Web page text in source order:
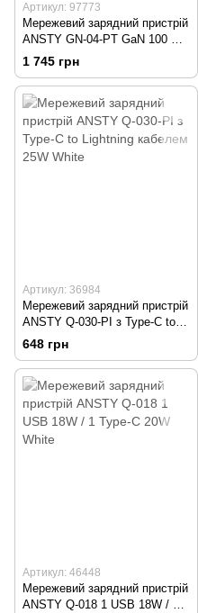
Артикул: 97773
Мережевий зарядний пристрій
ANSTY GN-04-PT GaN 100 W
(2 Type-C / 1 USB) Black
1 745 грн
Артикул: 36984
Мережевий зарядний пристрій
ANSTY Q-030-PI з Type-C to
Lightning кабелем 25W White
648 грн
Артикул: 46448
Мережевий зарядний пристрій
ANSTY Q-018 1 USB 18W / 1